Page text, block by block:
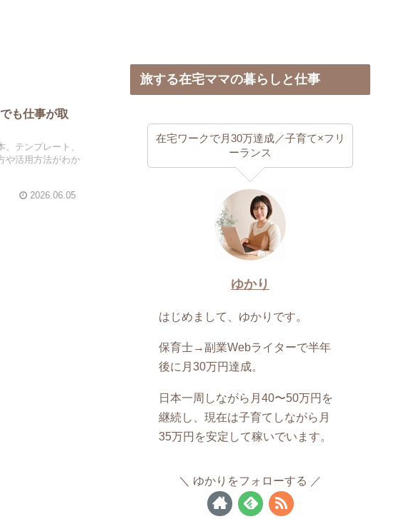
も仕事が取
テンプレート、
や活用方法がわか
2026.06.05
旅する在宅ママの暮らしと仕事
在宅ワークで月30万達成／子育て×フリ
ーランス
ゆかり
はじめまして、ゆかりです。
保育士→副業Webライターで半年
後に月30万円達成。
日本一周しながら月40〜50万円を
継続し、現在は子育てしながら月
35万円を安定して稼いでいます。
ゆかりをフォローする